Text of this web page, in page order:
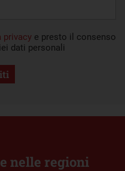
privacy e presto il consenso
dati personali
nelle regioni